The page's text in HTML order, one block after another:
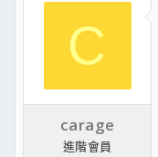
C
carage
進階會員